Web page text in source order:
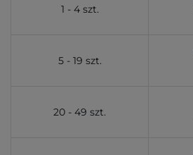
1 - 4 szt.
5 - 19 szt.
20 - 49 szt.